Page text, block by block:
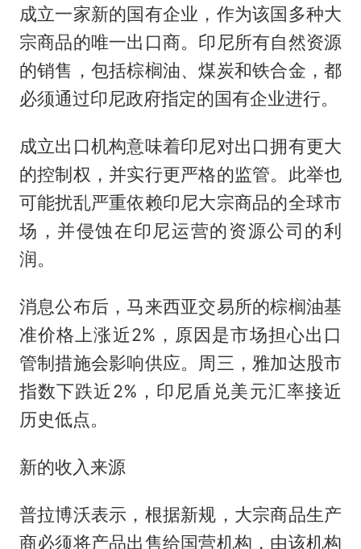
成立一家新的国有企业，作为该国多种大
宗商品的唯一出口商。印尼所有自然资源
的销售，包括棕榈油、煤炭和铁合金，都
必须通过印尼政府指定的国有企业进行。
成立出口机构意味着印尼对出口拥有更大
的控制权，并实行更严格的监管。此举也
可能扰乱严重依赖印尼大宗商品的全球市
场，并侵蚀在印尼运营的资源公司的利
润。
消息公布后，马来西亚交易所的棕榈油基
准价格上涨近2%，原因是市场担心出口
管制措施会影响供应。周三，雅加达股市
指数下跌近2%，印尼盾兑美元汇率接近
历史低点。
新的收入来源
普拉博沃表示，根据新规，大宗商品生产
商必须将产品出售给国营机构，由该机构